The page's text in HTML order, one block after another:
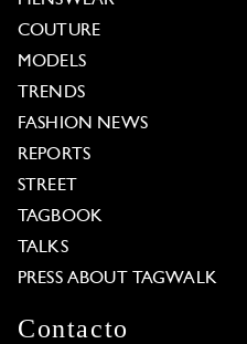
COUTURE
MODELS
TRENDS
FASHION NEWS
REPORTS
STREET
TAGBOOK
TALKS
PRESS ABOUT TAGWALK
Contacto